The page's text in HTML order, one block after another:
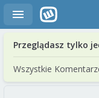
Przeglądasz tylko
Wszystkie